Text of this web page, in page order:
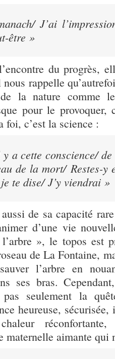
J’ai
être »
du progrès,
rappelle
la nature comme
pour le
foi, c’est la science :
a cette conscience/
de la mort/ Restes-y
te dise/J’y viendrai »
de sa capacité
d’une vie
», le topos est
de La Fontaine,
l’arbre en
ses bras.
pas seulement la
heureuse,
maternelle aimante qui